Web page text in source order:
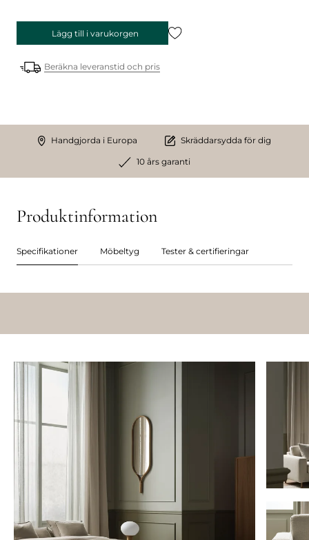
Lägg till i varukorgen
Beräkna leveranstid och pris
Handgjorda i Europa Skräddarsydda för dig
10 års garanti
Produktinformation
Specifikationer Möbeltyg Tester & certifieringar